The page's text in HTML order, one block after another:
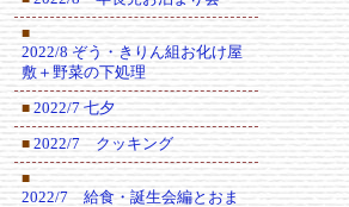
■
2022/8 ぞう・きりん組お化け屋
敷＋野菜の下処理
■ 2022/7 七夕
■ 2022/7 クッキング
■
2022/7 給食・誕生会編とおま